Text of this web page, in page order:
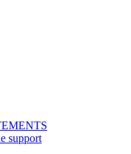
support